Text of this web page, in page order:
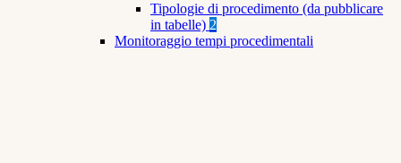
Tipologie di procedimento (da pubblicare
in tabelle) 2
Monitoraggio tempi procedimentali